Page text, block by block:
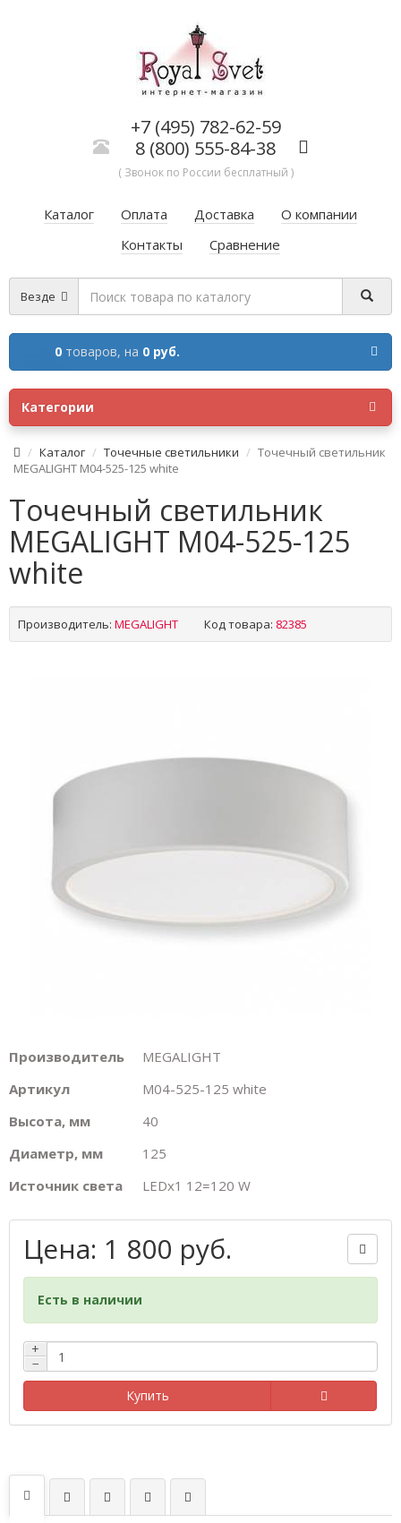
+7 (495) 782-62-59
8 (800) 555-84-38
( Звонок по России бесплатный )
Каталог Оплата Доставка
О компании
Контакты
Сравнение
Везде
0 товаров, на 0 руб.
Категории
Каталог Точечные светильники
Точечный светильник
MEGALIGHT M04-525-125 white
Точечный светильник
MEGALIGHT M04-525-125
white
Производитель: MEGALIGHT Код товара: 82385
Производитель
MEGALIGHT
Артикул
M04-525-125 white
Высота, мм
40
Диаметр, мм
125
Источник света
LEDх1 12=120 W
Цена: 1 800 руб.
Есть в наличии
+
−
Купить